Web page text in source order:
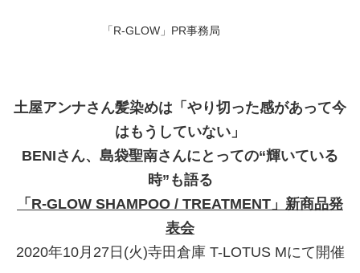
「R-GLOW」PR事務局
土屋アンナさん髪染めは「やり切った感があって今
はもうしていない」
BENIさん、島袋聖南さんにとっての“輝いている
時”も語る
「 R-GLOW SHAMPOO / TREATMENT 」新商品発
表会
2020年10月27日(火)寺田倉庫 T-LOTUS Mにて開催